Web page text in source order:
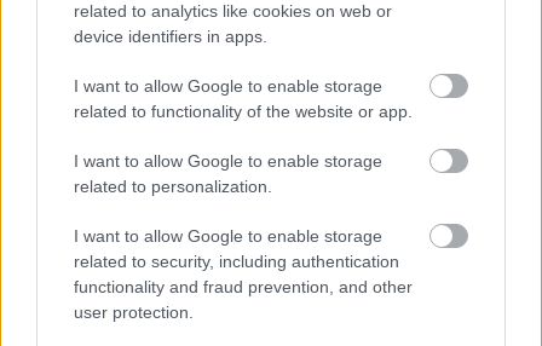
related to analytics like cookies on web or
device identifiers in apps.
I want to allow Google to enable storage
related to functionality of the website or app.
I want to allow Google to enable storage
related to personalization.
I want to allow Google to enable storage
related to security, including authentication
functionality and fraud prevention, and other
user protection.
AZ ELSŐ AMERIKAI ŰRHAJÓSNŐ ÉLETE